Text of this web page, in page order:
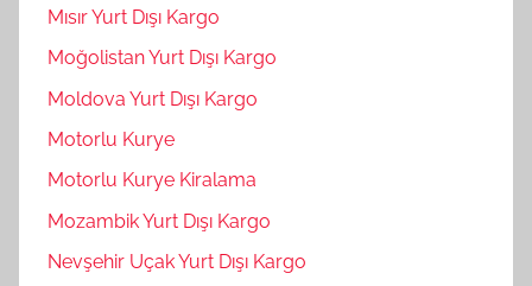
Mısır Yurt Dışı Kargo
Moğolistan Yurt Dışı Kargo
Moldova Yurt Dışı Kargo
Motorlu Kurye
Motorlu Kurye Kiralama
Mozambik Yurt Dışı Kargo
Nevşehir Uçak Yurt Dışı Kargo